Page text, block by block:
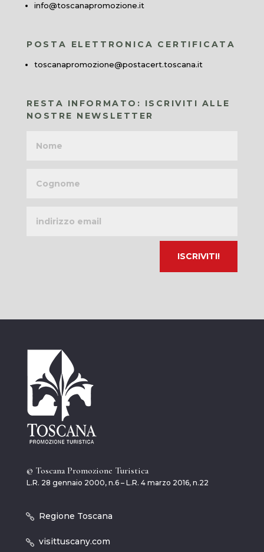
info@toscanapromozione.it
POSTA ELETTRONICA CERTIFICATA
toscanapromozione@postacert.toscana.it
RESTA INFORMATO: ISCRIVITI ALLE
NOSTRE NEWSLETTER
email
© Toscana Promozione Turistica
L.R. 28 gennaio 2000, n.6 – L.R. 4 marzo 2016, n.22
Regione Toscana
visittuscany.com